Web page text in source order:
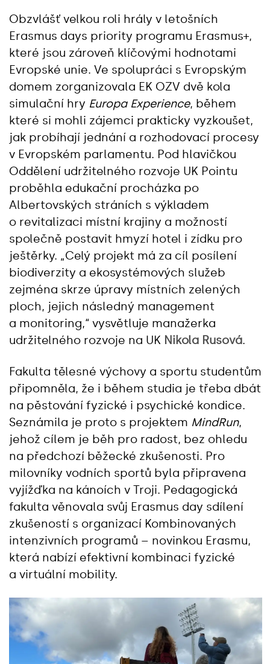
Obzvlášť velkou roli hrály v letošních
Erasmus days priority programu Erasmus+,
které jsou zároveň klíčovými hodnotami
Evropské unie. Ve spolupráci s Evropským
domem zorganizovala EK OZV dvě kola
simulační hry Europa Experience, během
které si mohli zájemci prakticky vyzkoušet,
jak probíhají jednání a rozhodovací procesy
v Evropském parlamentu. Pod hlavičkou
Oddělení udržitelného rozvoje UK Pointu
proběhla edukační procházka po
Albertovských stráních s výkladem
o revitalizaci místní krajiny a možností
společně postavit hmyzí hotel i zídku pro
ještěrky. „Celý projekt má za cíl posílení
biodiverzity a ekosystémových služeb
zejména skrze úpravy místních zelených
ploch, jejich následný management
a monitoring,“ vysvětluje manažerka
udržitelného rozvoje na UK Nikola Rusová.
Fakulta tělesné výchovy a sportu studentům
připomněla, že i během studia je třeba dbát
na pěstování fyzické i psychické kondice.
Seznámila je proto s projektem MindRun,
jehož cílem je běh pro radost, bez ohledu
na předchozí běžecké zkušenosti. Pro
milovníky vodních sportů byla připravena
vyjížďka na kánoích v Troji. Pedagogická
fakulta věnovala svůj Erasmus day sdílení
zkušeností s organizací Kombinovaných
intenzivních programů – novinkou Erasmu,
která nabízí efektivní kombinaci fyzické
a virtuální mobility.